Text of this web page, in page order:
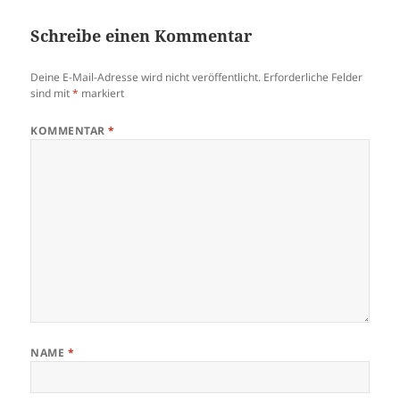
Schreibe einen Kommentar
Deine E-Mail-Adresse wird nicht veröffentlicht. Erforderliche Felder
sind mit* markiert
KOMMENTAR*
NAME *